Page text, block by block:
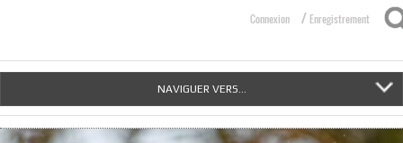
Connexion / Enregistrement
NAVIGUER VERS...